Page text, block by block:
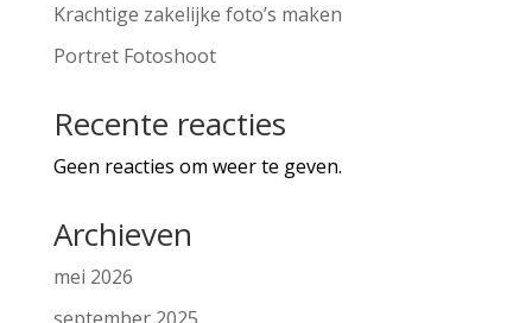
Krachtige zakelijke foto’s maken
Portret Fotoshoot
Recente reacties
Geen reacties om weer te geven.
Archieven
mei 2026